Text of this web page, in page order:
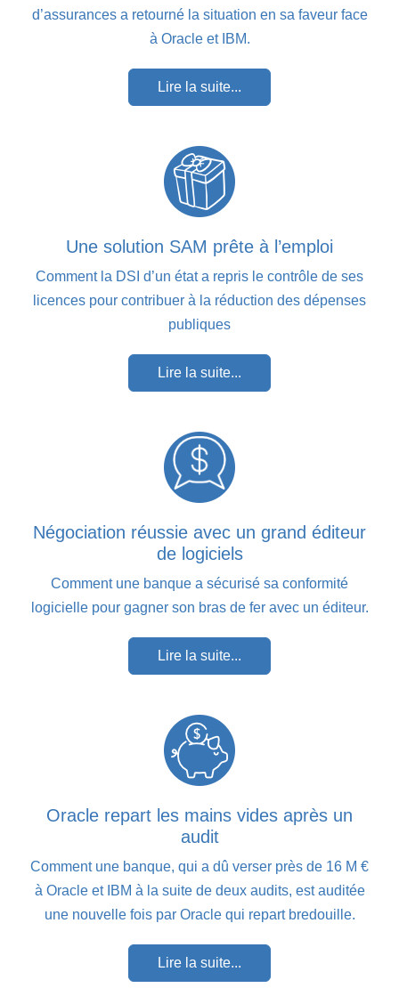
d’assurances a retourné la situation en sa faveur face
à Oracle et IBM.
Lire la suite...
Une solution SAM prête à l’emploi
Comment la DSI d’un état a repris le contrôle de ses
licences pour contribuer à la réduction des dépenses
publiques
Lire la suite...
Négociation réussie avec un grand éditeur
de logiciels
Comment une banque a sécurisé sa conformité
logicielle pour gagner son bras de fer avec un éditeur.
Lire la suite...
Oracle repart les mains vides après un
audit
Comment une banque, qui a dû verser près de 16 M €
à Oracle et IBM à la suite de deux audits, est auditée
une nouvelle fois par Oracle qui repart bredouille.
Lire la suite...